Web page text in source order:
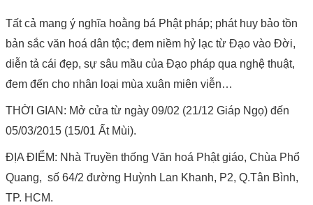
Tất cả mang ý nghĩa hoằng bá Phật pháp; phát huy bảo tồn
bản sắc văn hoá dân tộc; đem niềm hỷ lạc từ Đạo vào Đời,
diễn tả cái đẹp, sự sâu mầu của Đạo pháp qua nghệ thuật,
đem đến cho nhân loại mùa xuân miên viễn…
THỜI GIAN: Mở cửa từ ngày 09/02 (21/12 Giáp Ngọ) đến
05/03/2015 (15/01 Ất Mùi).
ĐỊA ĐIỂM: Nhà Truyền thống Văn hoá Phật giáo, Chùa Phổ
Quang, số 64/2 đường Huỳnh Lan Khanh, P2, Q.Tân Bình,
TP. HCM.